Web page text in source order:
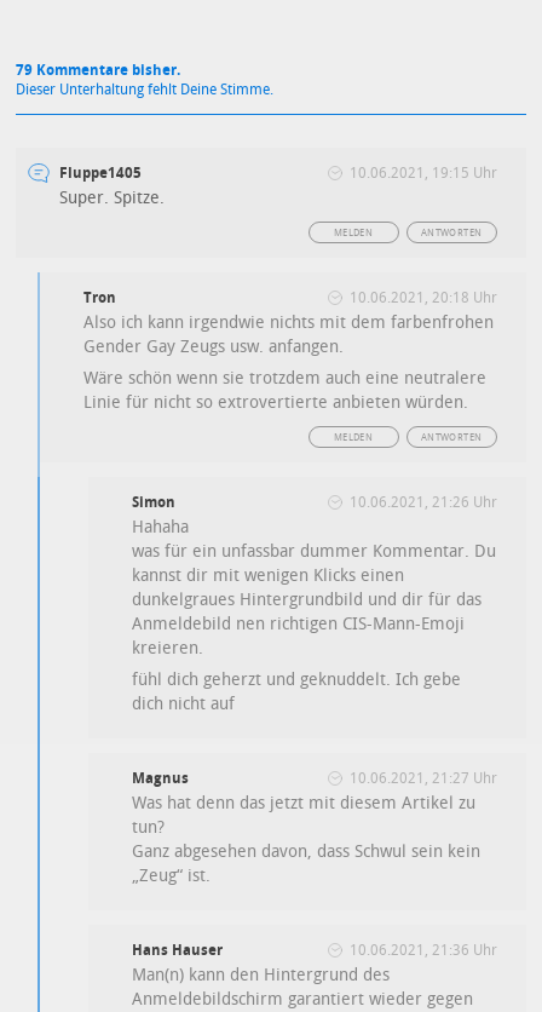
79 Kommentare bisher.
Dieser Unterhaltung fehlt Deine Stimme.
Fluppe1405 10.06.2021, 19:15 Uhr
Super. Spitze.
ANTWORTEN
MELDEN
Tron 10.06.2021, 20:18 Uhr
Also ich kann irgendwie nichts mit dem farbenfrohen
Gender Gay Zeugs usw. anfangen.
Wäre schön wenn sie trotzdem auch eine neutralere
Linie für nicht so extrovertierte anbieten würden.
ANTWORTEN
MELDEN
Simon 10.06.2021, 21:26 Uhr
Hahaha
was für ein unfassbar dummer Kommentar. Du
kannst dir mit wenigen Klicks einen
dunkelgraues Hintergrundbild und dir für das
Anmeldebild nen richtigen CIS-Mann-Emoji
kreieren.
fühl dich geherzt und geknuddelt. Ich gebe
dich nicht auf
Magnus 10.06.2021, 21:27 Uhr
Was hat denn das jetzt mit diesem Artikel zu
tun?
Ganz abgesehen davon, dass Schwul sein kein
„Zeug“ ist.
Hans Hauser 10.06.2021, 21:36 Uhr
Man(n) kann den Hintergrund des
Anmeldebildschirm garantiert wieder gegen